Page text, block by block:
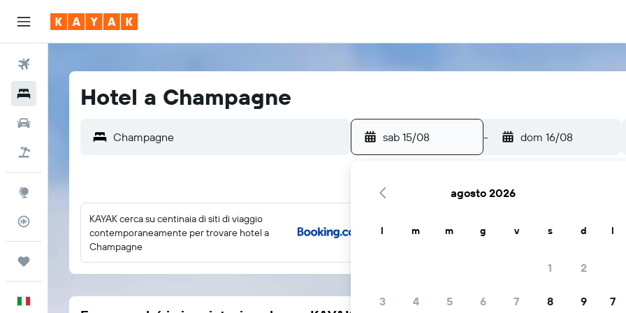
Tracker voli
Italiano
Hotel a Champagne
sab 15/08 - dom 16/08
KAYAK cerca su centinaia di siti di viaggio
contemporaneamente per trovare hotel a
Champagne
agosto 2026
l m m g v s d
1 2
3 4 5 6 7 8 9
l
7